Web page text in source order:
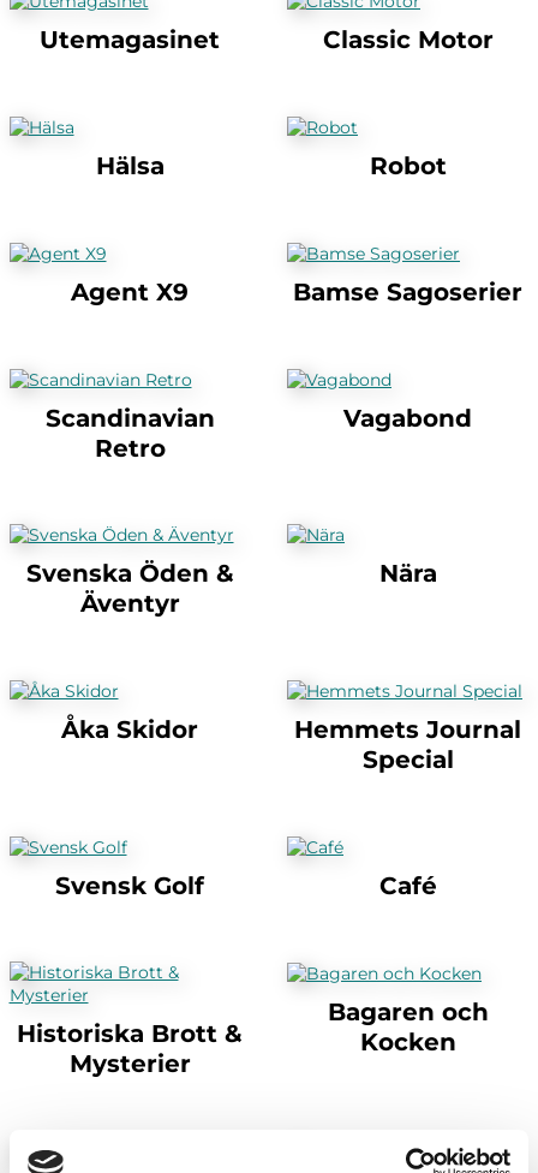
Utemagasinet Classic Motor
Hälsa Robot
Agent X9 Bamse Sagoserier
Scandinavian
Retro
Vagabond
Svenska Öden &
Äventyr
Nära
Åka Skidor
Hemmets Journal
Special
Svensk Golf Café
Historiska Brott &
Mysterier
Bagaren och
Kocken